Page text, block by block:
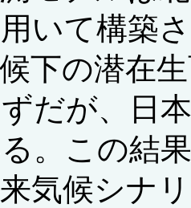
いて構築
下の潜在
だが、日
。この結
気候シナ